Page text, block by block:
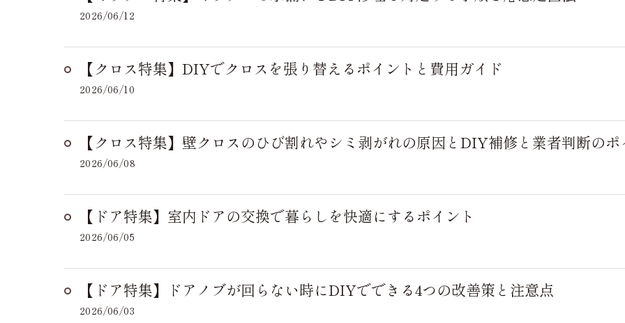
2026/06/12
【クロス特集】DIYでクロスを張り替えるポイントと費用ガイド
2026/06/10
【クロス特集】壁クロスのひび割れやシミ剥がれの原因とDIY補修と業者判断の
2026/06/08
【ドア特集】室内ドアの交換で暮らしを快適にするポイント
2026/06/05
【ドア特集】ドアノブが回らない時にDIYでできる4つの改善策と注意点
2026/06/03